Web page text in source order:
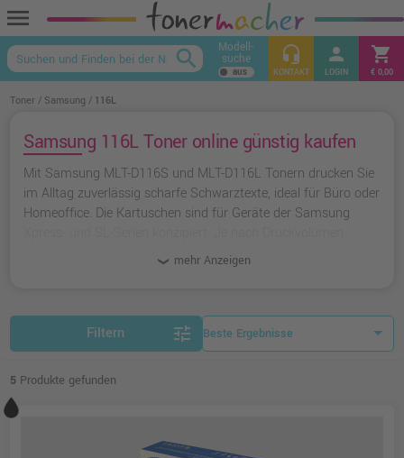
menu
keyboard_arrow_up
search Modell-
suche headset_mic
KONTAKT
person
LOGIN
shopping_cart
€ 0,00
Toner Samsung 116L
Samsung 116L Toner online günstig kaufen
Mit Samsung MLT-D116S und MLT-D116L Tonern drucken Sie
im Alltag zuverlässig scharfe Schwarztexte, ideal für Büro oder
Homeoffice. Die Kartuschen sind für Geräte der Samsung
können Sie zwischen der Standard-Variante oder der High-
Yield-Ausführung wählen. Zudem bieten wir kostengünstige
mehr Anzeigen
Filtern tune
5 Produkte gefunden